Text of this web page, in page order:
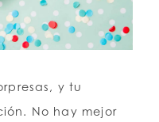
y tu
No hay mejor